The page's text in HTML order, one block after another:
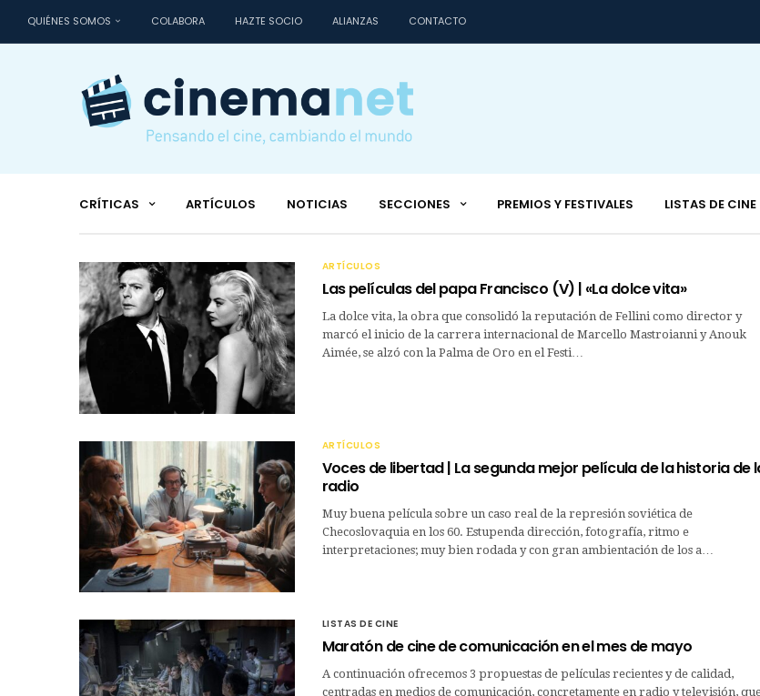
QUIÉNES SOMOS COLABORA HAZTE SOCIO ALIANZAS CONTACTO
CRÍTICAS ARTÍCULOS NOTICIAS SECCIONES PREMIOS Y FESTIVALES LISTAS DE CINE
ARTÍCULOS
Las películas del papa Francisco (V) | «La dolce vita»
La dolce vita, la obra que consolidó la reputación de Fellini como director y
marcó el inicio de la carrera internacional de Marcello Mastroianni y Anouk
Aimée, se alzó con la Palma de Oro en el Festi…
ARTÍCULOS
Voces de libertad | La segunda mejor película de la historia de
radio
Muy buena película sobre un caso real de la represión soviética de
Checoslovaquia en los 60. Estupenda dirección, fotografía, ritmo e
interpretaciones; muy bien rodada y con gran ambientación de los a…
LISTAS DE CINE
Maratón de cine de comunicación en el mes de mayo
A continuación ofrecemos 3 propuestas de películas recientes y de calidad,
centradas en medios de comunicación, concretamente en radio y televisión,